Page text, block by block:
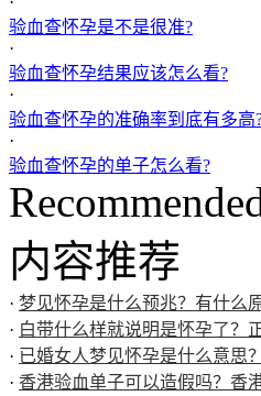
验血查怀孕是不是很准?
·
验血查怀孕结果应该怎么看?
·
验血查怀孕的准确率到底有多高
·
验血查怀孕的单子怎么看?
内容推荐
· 梦见怀孕是什么预兆？有什么
· 白带什么样就说明是怀孕了？
· 已婚女人梦见怀孕是什么意思
· 香港验血单子可以造假吗？香